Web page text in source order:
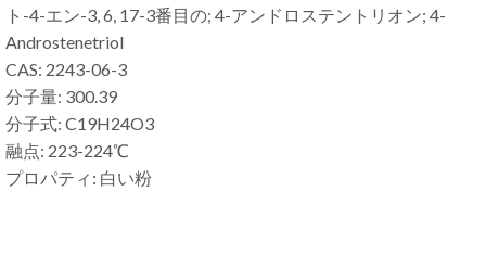
ト-4-エン-3, 6, 17-3番目の; 4-アンドロステントリオン; 4-
Androstenetriol
CAS: 2243-06-3
分子量: 300.39
分子式: C19H24O3
融点: 223-224℃
プロパティ: 白い粉